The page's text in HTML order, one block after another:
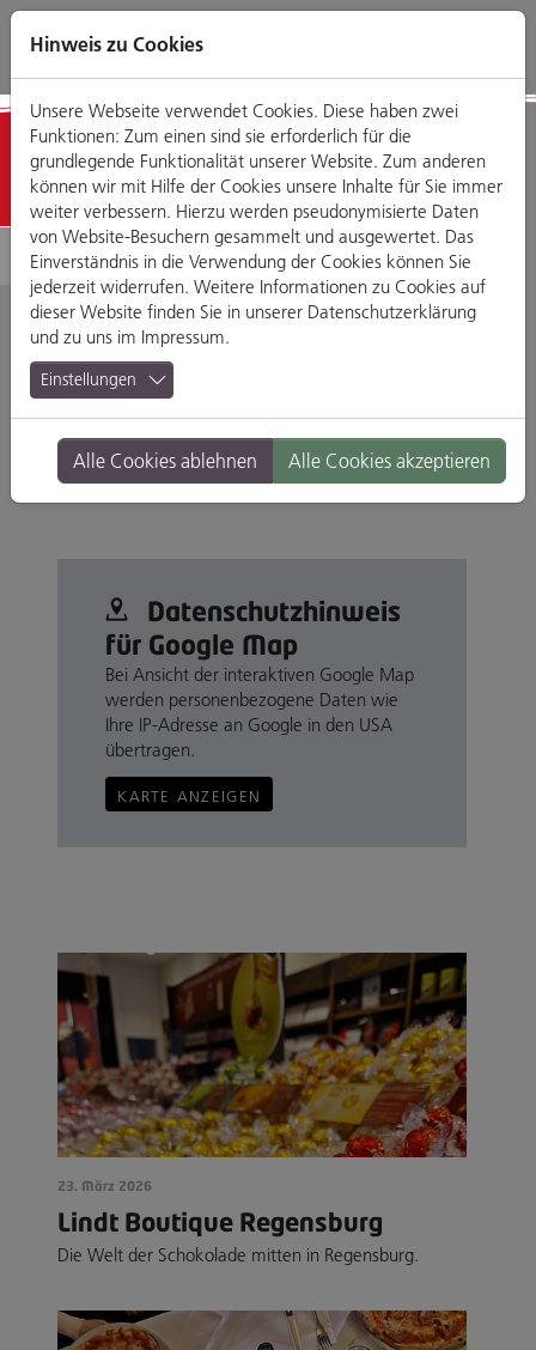
Direkt
zum
Zum
Hauptmenü
Zum
Footermenü
Zur
Website-
Detailansicht
Optik Lorek GmbH
Gesandtenstraße 22, 93047 Regensburg
Branche: Schön & Gesund
Standort: Altstadt
Datenschutz­hinweis
für Google Map
Bei Ansicht der interaktiven Google Map
werden personenbezogene Daten wie
Ihre IP-Adresse an Google in den USA
übertragen.
KARTE ANZEIGEN
23. März 2026
Lindt Boutique Regensburg
Die Welt der Schokolade mitten in Regensburg.
Hinweis zu Cookies
Unsere Webseite verwendet Cookies. Diese haben zwei
Funktionen: Zum einen sind sie erforderlich für die
grundlegende Funktionalität unserer Website. Zum anderen
können wir mit Hilfe der Cookies unsere Inhalte für Sie immer
weiter verbessern. Hierzu werden pseudonymisierte Daten
von Website-Besuchern gesammelt und ausgewertet. Das
Einverständnis in die Verwendung der Cookies können Sie
jederzeit widerrufen. Weitere Informationen zu Cookies auf
dieser Website finden Sie in unserer Datenschutzerklärung
und zu uns im Impressum.
Einstellungen
Alle Cookies ablehnen Alle Cookies akzeptieren